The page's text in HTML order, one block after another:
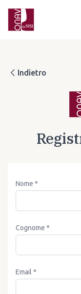
Indietro
Nome *
Cognome *
Email *